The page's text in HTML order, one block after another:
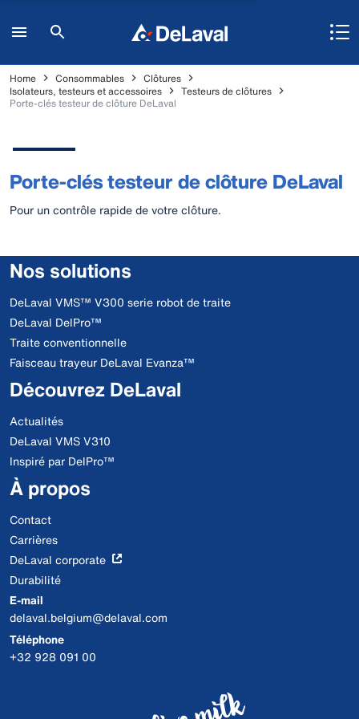
Home Consommables
Clôtures
Isolateurs, testeurs et accessoires
Testeurs de clôtures
Porte-clés testeur de clôture DeLaval
Porte-clés testeur de clôture DeLaval
Pour un contrôle rapide de votre clôture.
Nos solutions
DeLaval VMS™ V300 serie robot de traite
DeLaval DelPro™
Traite conventionnelle
Faisceau trayeur DeLaval Evanza™
Découvrez DeLaval
Actualités
DeLaval VMS V310
Inspiré par DelPro™
À propos
Contact
Carrières
DeLaval corporate
Durabilité
E-mail
delaval.belgium@delaval.com
Téléphone
+32 928 091 00